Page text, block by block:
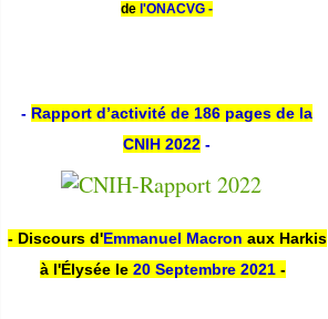
de l'ONACVG -
- Rapport d’activité de 186 pages de la
CNIH 2022 -
- Discours d'Emmanuel Macron aux Harkis
à l'Élysée le 20 Septembre 2021 -